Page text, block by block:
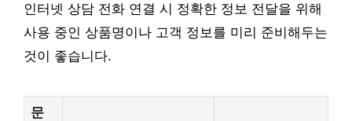
인터넷 상담 전화 연결 시 정확한 정보 전달을 위해
사용 중인 상품명이나 고객 정보를 미리 준비해두는
것이 좋습니다.
문